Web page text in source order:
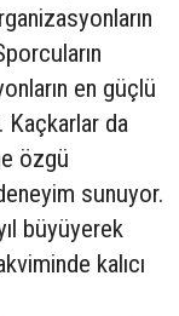
en güçlü
Kaçkarlar da
özgü
sunuyor.
büyüyerek
kalıcı